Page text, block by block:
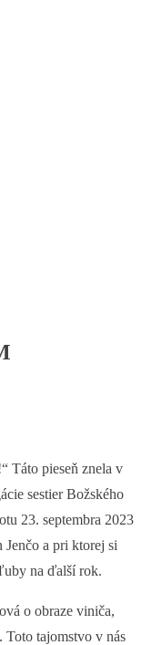
Táto pieseň znela v
sestier Božského
23. septembra 2023
Jenčo a pri ktorej si
na ďalší rok.
o obraze viniča,
Toto tajomstvo v nás